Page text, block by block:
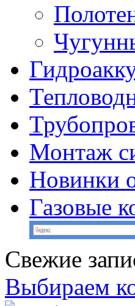
Монтаж
Новинки
Газовые
Свежие
Выбираем